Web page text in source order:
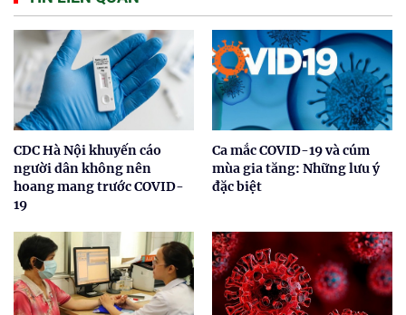
CDC Hà Nội khuyến cáo
người dân không nên
hoang mang trước COVID-
19
Ca mắc COVID-19 và cúm
mùa gia tăng: Những lưu ý
đặc biệt